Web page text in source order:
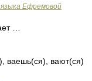
Ефремовой
…
ваешь(ся), вают(ся)